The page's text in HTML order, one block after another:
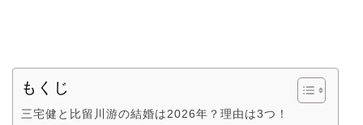
もくじ
三宅健と比留川游の結婚は2026年？理由は3つ！